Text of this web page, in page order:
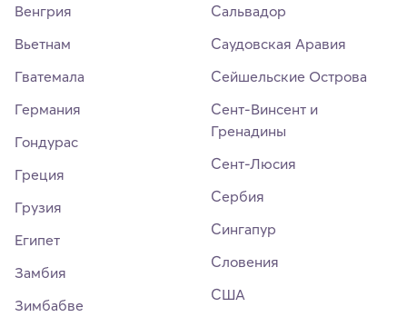
Венгрия
Вьетнам
Гватемала
Германия
Гондурас
Греция
Грузия
Египет
Замбия
Зимбабве
Сальвадор
Саудовская Аравия
Сейшельские Острова
Сент-Винсент и
Гренадины
Сент-Люсия
Сербия
Сингапур
Словения
США